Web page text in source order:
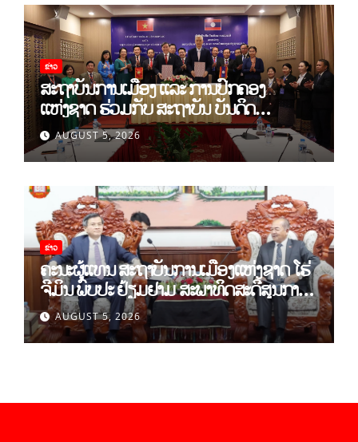
ຂ່າວ
ສະຖາບັນການເມືອງ ແລະ ການປົກຄອງ
ແຫ່ງຊາດ ຮ່ວມກັບ ສະຖາບັນ ບັນດິດ
ວິທະຍາສາດສັງຄົມ ຫວຽດນາມ ເຊັນບົດບັນທຶກ
ການຮ່ວມມືທາງດ້ານວິທະຍາສາດ (2026-
2030)
AUGUST 5, 2026
ຂ່າວ
ຄະນະຜູ້ແທນ ສະຖາບັນການເມືອງແຫ່ງຊາດ ໂຮ່
ຈີມິນ ພົບປະ ຢ້ຽມຢາມ ສະພາທິດສະດີສູນກາງ
ພັກAUGUST 5, 2026